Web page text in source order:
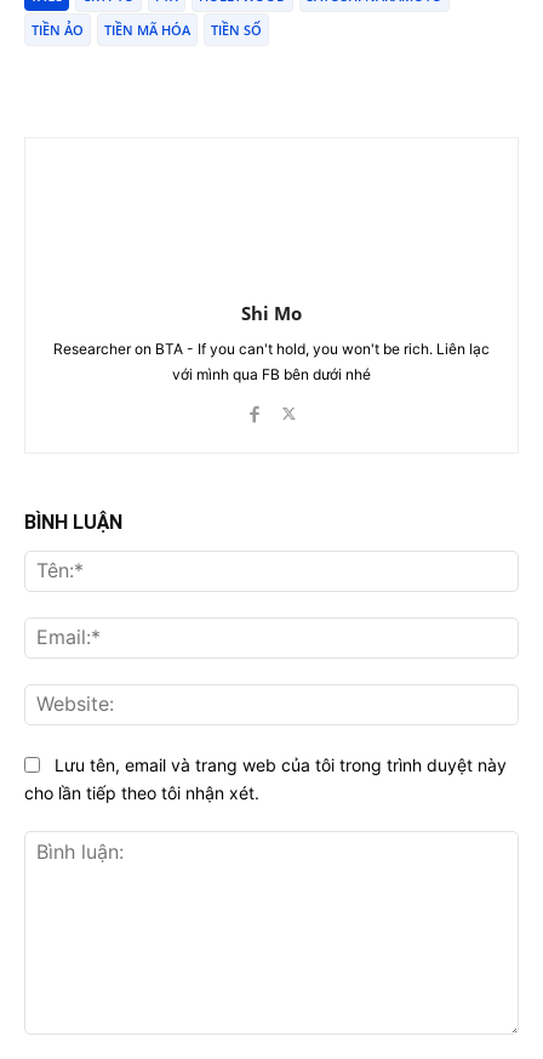
TIỀN ẢO
TIỀN MÃ HÓA TIỀN SỐ
Shi Mo
Researcher on BTA - If you can't hold, you won't be rich. Liên lạc
với mình qua FB bên dưới nhé
BÌNH LUẬN
Lưu tên, email và trang web của tôi trong trình duyệt này
cho lần tiếp theo tôi nhận xét.